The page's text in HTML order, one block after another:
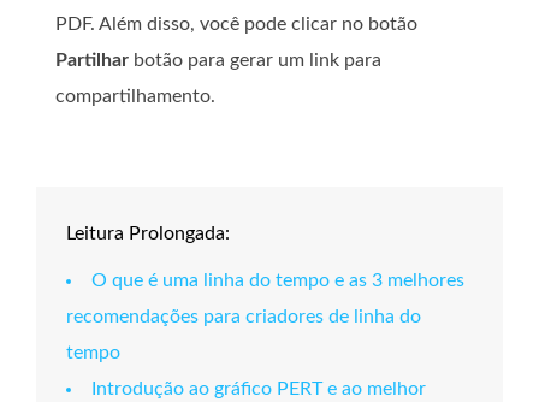
PDF. Além disso, você pode clicar no botão
Partilhar botão para gerar um link para
compartilhamento.
Leitura Prolongada:
O que é uma linha do tempo e as 3 melhores
recomendações para criadores de linha do
tempo
Introdução ao gráfico PERT e ao melhor